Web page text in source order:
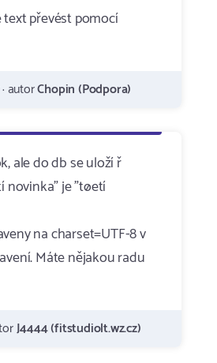
převést pomocí
· autorChopin (Podpora)
ale do db se uloží ř
novinka" je "tøetí
na charset=UTF-8 v
Máte nějakou radu
J4444 (fitstudiolt.wz.cz)